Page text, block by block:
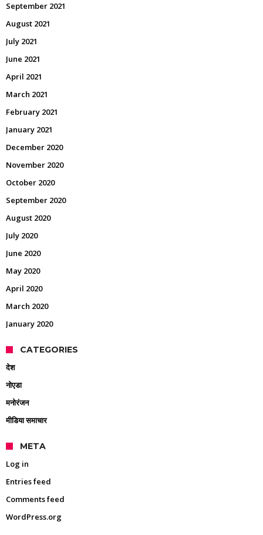
September 2021
August 2021
July 2021
June 2021
April 2021
March 2021
February 2021
January 2021
December 2020
November 2020
October 2020
September 2020
August 2020
July 2020
June 2020
May 2020
April 2020
March 2020
January 2020
CATEGORIES
देश
नोएडा
मनोरंजन
मीडिया समाचार
META
Log in
Entries feed
Comments feed
WordPress.org